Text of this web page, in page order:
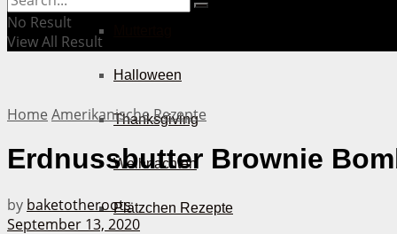
Halloween
Thanksgiving
Weihnachten
Plätzchen Rezepte
No Result
View All Result
Home Amerikanische Rezepte
Erdnussbutter Brownie
by baketotheroots
September 13, 2020